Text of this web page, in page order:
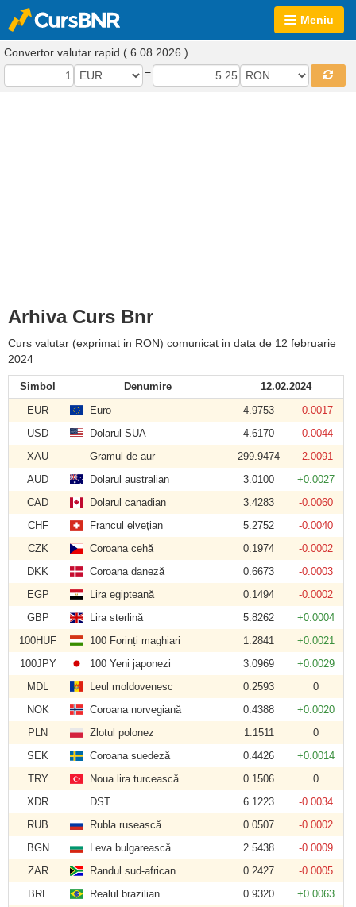
Meniu
Convertor valutar rapid ( 6.08.2026 )
=
Arhiva Curs Bnr
Curs valutar (exprimat in RON) comunicat in data de 12 februarie
2024
Simbol Denumire
12.02.2024
EUR
Euro 4.9753
-0.0017
USD
Dolarul SUA 4.6170
-0.0044
XAU
Gramul de aur 299.9474
-2.0091
AUD
Dolarul australian 3.0100
+0.0027
CAD
Dolarul canadian 3.4283
-0.0060
CHF
Francul elveţian 5.2752
-0.0040
CZK
Coroana cehă 0.1974
-0.0002
DKK
Coroana daneză 0.6673
-0.0003
EGP
Lira egipteană 0.1494
-0.0002
GBP
Lira sterlină 5.8262
+0.0004
100HUF
100 Forinți maghiari 1.2841
+0.0021
100JPY
100 Yeni japonezi 3.0969
+0.0029
MDL
Leul moldovenesc 0.2593
0
NOK
Coroana norvegiană 0.4388
+0.0020
PLN
Zlotul polonez 1.1511
0
SEK
Coroana suedeză 0.4426
+0.0014
TRY
Noua lira turcească 0.1506
0
XDR
DST 6.1223
-0.0034
RUB
Rubla rusească 0.0507
-0.0002
BGN
Leva bulgarească 2.5438
-0.0009
ZAR
Randul sud-african 0.2427
-0.0005
BRL
Realul brazilian 0.9320
+0.0063